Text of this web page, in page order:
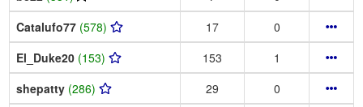
Catalufo77 (578) 17
0
El_Duke20 (153) 153
1
shepatty (286) 29
0